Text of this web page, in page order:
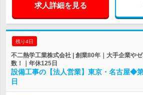
求人詳細を見る
残り4日
不二熱学工業株式会社 | 創業80年｜大手企業や
数！｜年休125日
設備工事の【法人営業】東京・名古屋◆
日